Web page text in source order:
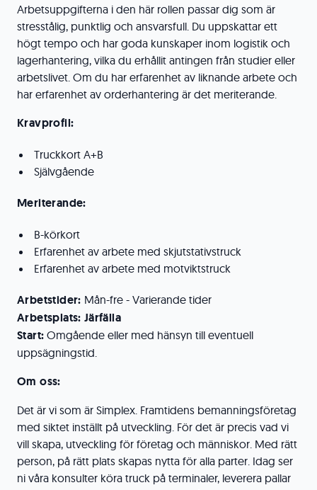
Arbetsuppgifterna i den här rollen passar dig som är
stresstålig, punktlig och ansvarsfull. Du uppskattar ett
högt tempo och har goda kunskaper inom logistik och
lagerhantering, vilka du erhållit antingen från studier eller
arbetslivet. Om du har erfarenhet av liknande arbete och
har erfarenhet av orderhantering är det meriterande.
Kravprofil:
Truckkort A+B
Självgående
Meriterande:
B-körkort
Erfarenhet av arbete med skjutstativstruck
Erfarenhet av arbete med motviktstruck
Arbetstider: Mån-fre - Varierande tider
Arbetsplats: Järfälla
Start: Omgående eller med hänsyn till eventuell
uppsägningstid.
Om oss:
Det är vi som är Simplex. Framtidens bemanningsföretag
med siktet inställt på utveckling. För det är precis vad vi
vill skapa, utveckling för företag och människor. Med rätt
person, på rätt plats skapas nytta för alla parter. Idag ser
ni våra konsulter köra truck på terminaler, leverera pallar